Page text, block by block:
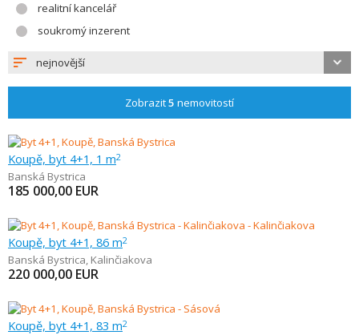
realitní kancelář
soukromý inzerent
nejnovější
Zobrazit5 nemovitostí
Koupě, byt 4+1, 1 m2
Banská Bystrica
185 000,00 EUR
Koupě, byt 4+1, 86 m2
Banská Bystrica, Kalinčiakova
220 000,00 EUR
Koupě, byt 4+1, 83 m2